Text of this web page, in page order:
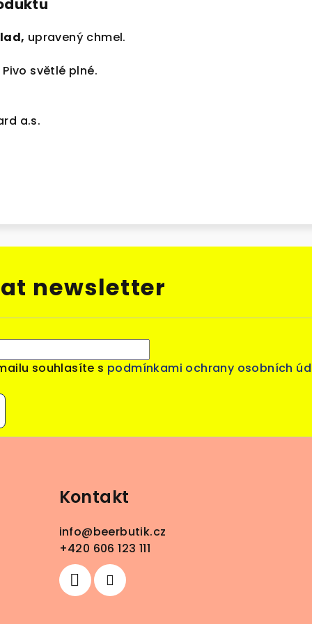
, upravený chmel.
světlé plné.
a.s.
newsletter
souhlasíte s podmínkami ochrany osobních
Kontakt
info@beerbutik.cz
+420 606 123 111